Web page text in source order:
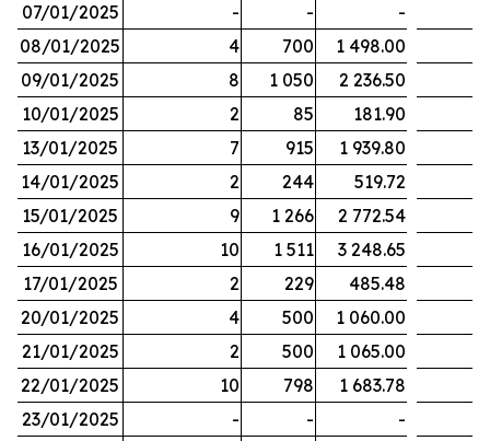
07/01/2025
- -
-
08/01/2025
4 700
1 498.00
09/01/2025
8 1 050
2 236.50
10/01/2025
2 85
181.90
13/01/2025
7 915
1 939.80
14/01/2025
2 244
519.72
15/01/2025
9 1 266
2 772.54
16/01/2025
10 1 511
3 248.65
17/01/2025
2 229
485.48
20/01/2025
4 500
1 060.00
21/01/2025
2 500
1 065.00
22/01/2025
10 798
1 683.78
23/01/2025
- -
-